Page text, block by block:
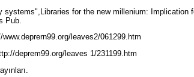
systems",Libraries for the new millenium: Implication
Pub.
leaves2/061299.htm
deprem99.org/leaves 1/231199.htm